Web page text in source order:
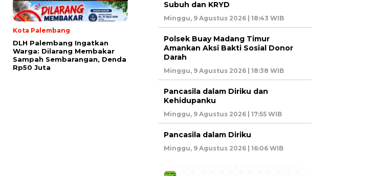
Kota Palembang
DLH Palembang Ingatkan
Warga: Dilarang Membakar
Sampah Sembarangan, Denda
Rp50 Juta
Subuh dan KRYD
Minggu, 9 Agustus 2026 | 18:43 WIB
Polsek Buay Madang Timur
Amankan Aksi Bakti Sosial Donor
Darah
Minggu, 9 Agustus 2026 | 18:38 WIB
Pancasila dalam Diriku dan
Kehidupanku
Minggu, 9 Agustus 2026 | 17:55 WIB
Pancasila dalam Diriku
Minggu, 9 Agustus 2026 | 16:06 WIB